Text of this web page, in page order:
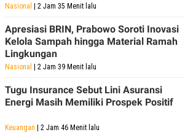
Nasional | 2 Jam 35 Menit lalu
Apresiasi BRIN, Prabowo Soroti Inovasi
Kelola Sampah hingga Material Ramah
Lingkungan
Nasional | 2 Jam 39 Menit lalu
Tugu Insurance Sebut Lini Asuransi
Energi Masih Memiliki Prospek Positif
Keuangan | 2 Jam 46 Menit lalu